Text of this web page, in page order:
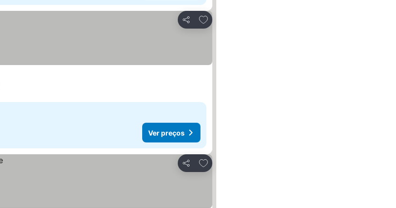
Partilhar
Adicionar aos favoritos
Ver preços
Partilhar
Adicionar aos favoritos